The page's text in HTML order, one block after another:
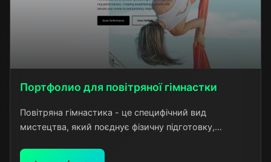
Портфолио для повітряної гімнастки
Повітряна гімнастика - це специфічний вид
мистецтва, який поєднує фізичну підготовку,
ефективного портфолио необхідно було передати